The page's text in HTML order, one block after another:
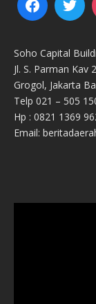
Soho Capital
Jl. S. Parman Kav
Grogol, Jakarta
Telp 021 – 505
Hp : 0821 1369
Email: